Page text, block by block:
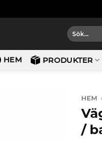
Sök
efter:
HEM PRODUKTER
HEM
/